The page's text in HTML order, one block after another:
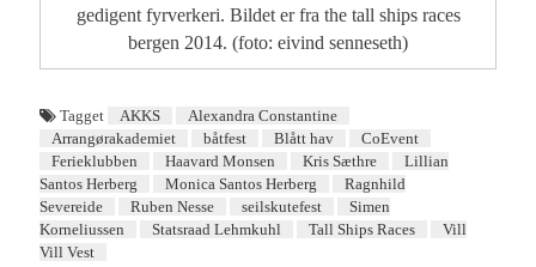
gedigent fyrverkeri. Bildet er fra the tall ships races
bergen 2014. (foto: eivind senneseth)
Tagget AKKS
Alexandra Constantine
Arrangørakademiet
båtfest Blått hav
CoEvent
Ferieklubben
Haavard Monsen Kris Sæthre
Lillian
Santos Herberg
Monica Santos Herberg
Ragnhild
Severeide
Ruben Nesse seilskutefest
Simen
Korneliussen
Statsraad Lehmkuhl Tall Ships Races
Vill
Vill Vest